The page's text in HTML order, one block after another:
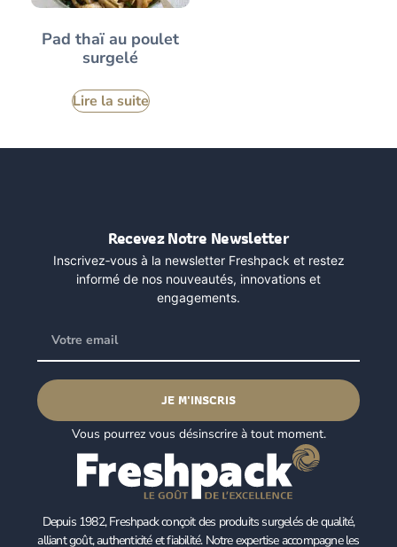
Pad thaï au poulet
surgelé
Lire la suite
Recevez Notre Newsletter
Inscrivez‑vous à la newsletter Freshpack et restez
informé de nos nouveautés, innovations et
engagements.
JE M'INSCRIS
Vous pourrez vous désinscrire à tout moment.
Depuis 1982, Freshpack conçoit des produits surgelés de qualité,
alliant goût, authenticité et fiabilité. Notre expertise accompagne les